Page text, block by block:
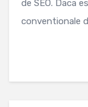
de SEO. Daca
conventionale